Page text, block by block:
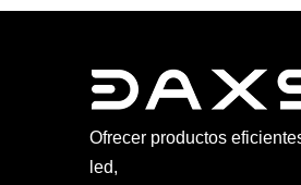
Ofrecer productos
led,